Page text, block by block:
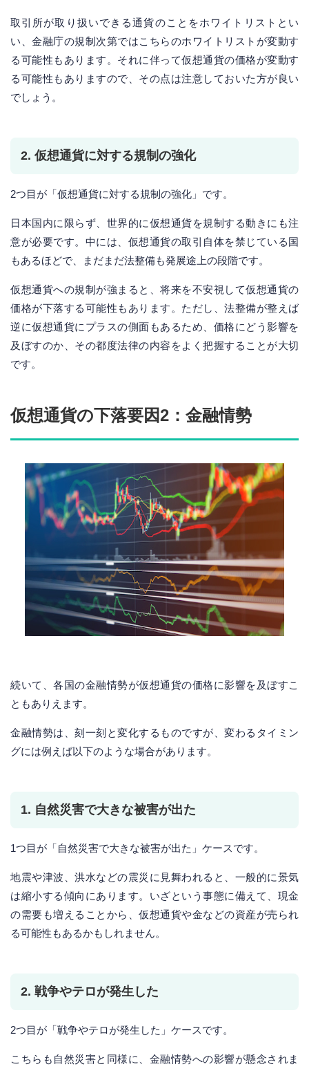
取引所が取り扱いできる通貨のことをホワイトリストとい
い、金融庁の規制次第ではこちらのホワイトリストが変動す
る可能性もあります。それに伴って仮想通貨の価格が変動す
る可能性もありますので、その点は注意しておいた方が良い
でしょう。
2. 仮想通貨に対する規制の強化
2つ目が「仮想通貨に対する規制の強化」です。
日本国内に限らず、世界的に仮想通貨を規制する動きにも注
意が必要です。中には、仮想通貨の取引自体を禁じている国
もあるほどで、まだまだ法整備も発展途上の段階です。
仮想通貨への規制が強まると、将来を不安視して仮想通貨の
価格が下落する可能性もあります。ただし、法整備が整えば
逆に仮想通貨にプラスの側面もあるため、価格にどう影響を
及ぼすのか、その都度法律の内容をよく把握することが大切
です。
仮想通貨の下落要因2：金融情勢
続いて、各国の金融情勢が仮想通貨の価格に影響を及ぼすこ
ともありえます。
金融情勢は、刻一刻と変化するものですが、変わるタイミン
グには例えば以下のような場合があります。
1. 自然災害で大きな被害が出た
1つ目が「自然災害で大きな被害が出た」ケースです。
地震や津波、洪水などの震災に見舞われると、一般的に景気
は縮小する傾向にあります。いざという事態に備えて、現金
の需要も増えることから、仮想通貨や金などの資産が売られ
る可能性もあるかもしれません。
2. 戦争やテロが発生した
2つ目が「戦争やテロが発生した」ケースです。
こちらも自然災害と同様に、金融情勢への影響が懸念されま